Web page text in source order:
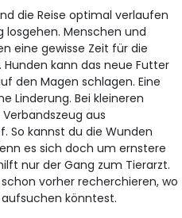
die Reise optimal verlaufen
losgehen. Menschen und
eine gewisse Zeit für die
kann das neue Futter
den Magen schlagen. Eine
Linderung. Bei kleineren
aus
So kannst du die Wunden
es sich doch um ernstere
nur der Gang zum Tierarzt.
vorher recherchieren, wo
könntest.